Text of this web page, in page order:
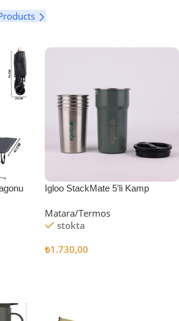
Igloo StackMate 5’li Kamp
Matara/Termos
stokta
₺1.730,00